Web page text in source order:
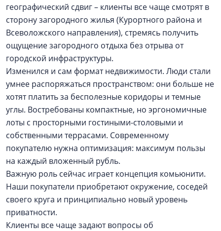
географический сдвиг – клиенты все чаще смотрят в
сторону загородного жилья (Курортного района и
Всеволожского направления), стремясь получить
ощущение загородного отдыха без отрыва от
городской инфраструктуры.
Изменился и сам формат недвижимости. Люди стали
умнее распоряжаться пространством: они больше не
хотят платить за бесполезные коридоры и темные
углы. Востребованы компактные, но эргономичные
лоты с просторными гостиными-столовыми и
собственными террасами. Современному
покупателю нужна оптимизация: максимум пользы
на каждый вложенный рубль.
Важную роль сейчас играет концепция комьюнити.
Наши покупатели приобретают окружение, соседей
своего круга и принципиально новый уровень
приватности.
Клиенты все чаще задают вопросы об